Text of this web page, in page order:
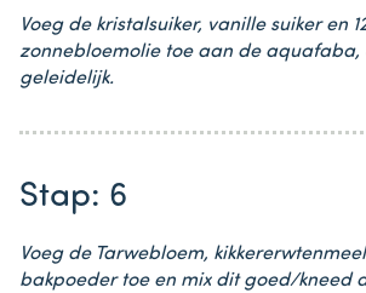
Voeg de kristalsuiker, vanille suiker en
zonnebloemolie toe aan de aquafaba,
geleidelijk.
Stap: 6
Voeg de Tarwebloem,
bakpoeder toe en mix dit goed/kneed